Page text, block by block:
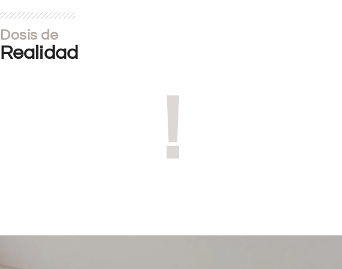
Dosis de
Realidad
!